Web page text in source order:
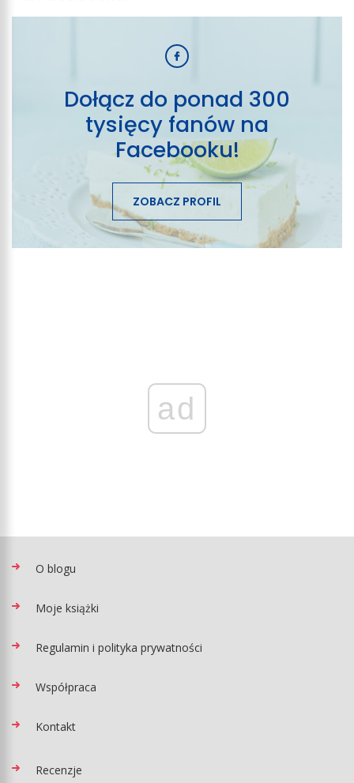
Dołącz do ponad 300
tysięcy fanów na
Facebooku!
ZOBACZ PROFIL
ad
O blogu
Moje książki
Regulamin i polityka prywatności
Współpraca
Kontakt
Recenzje